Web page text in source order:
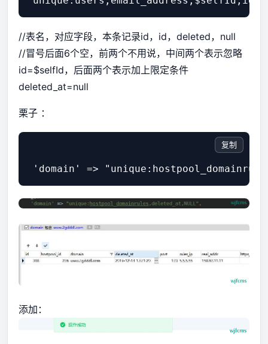
//表名，对应字段，本条记录id，id，deleted，null
//冒号后面6个空，前两个不用说，中间两个表示忽略
id=$selfId，后面两个表示加上限定条件
deleted_at=null
栗子 ：
复制
添加：